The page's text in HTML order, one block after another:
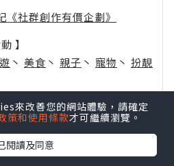
《社群創作有價企劃》
】
丶 美食 丶 親子 丶 寵物 丶 扮靚
發掘更多吃喝玩樂資訊！
來改善您的網站體驗，請確定
策和使用條款才可繼續瀏覽。
閱讀及同意